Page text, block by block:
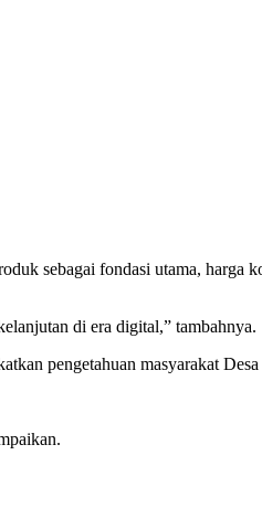
sebagai fondasi utama,
di era digital,” tambahnya.
pengetahuan masyarakat